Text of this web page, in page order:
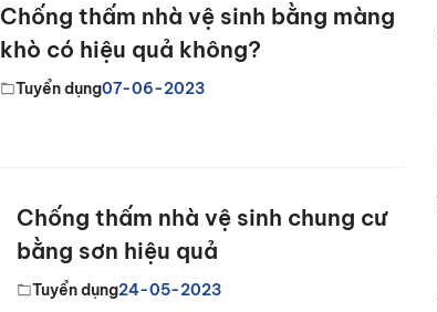
Chống thấm nhà vệ sinh bằng màng
khò có hiệu quả không?
Tuyển dụng07-06-2023
Chống thấm nhà vệ sinh chung cư
bằng sơn hiệu quả
Tuyển dụng24-05-2023